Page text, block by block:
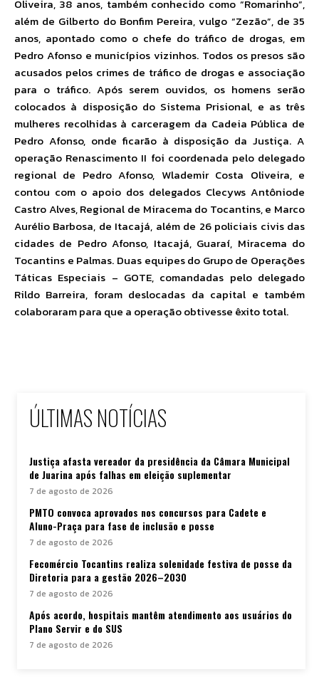
Oliveira, 38 anos, também conhecido como “Romarinho”,
além de Gilberto do Bonfim Pereira, vulgo “Zezão”, de 35
anos, apontado como o chefe do tráfico de drogas, em
Pedro Afonso e municípios vizinhos. Todos os presos são
acusados pelos crimes de tráfico de drogas e associação
para o tráfico. Após serem ouvidos, os homens serão
colocados à disposição do Sistema Prisional, e as três
mulheres recolhidas à carceragem da Cadeia Pública de
Pedro Afonso, onde ficarão à disposição da Justiça. A
operação Renascimento II foi coordenada pelo delegado
regional de Pedro Afonso, Wlademir Costa Oliveira, e
contou com o apoio dos delegados Clecyws Antôniode
Castro Alves, Regional de Miracema do Tocantins, e Marco
Aurélio Barbosa, de Itacajá, além de 26 policiais civis das
cidades de Pedro Afonso, Itacajá, Guaraí, Miracema do
Tocantins e Palmas. Duas equipes do Grupo de Operações
Táticas Especiais – GOTE, comandadas pelo delegado
Rildo Barreira, foram deslocadas da capital e também
colaboraram para que a operação obtivesse êxito total.
ÚLTIMAS NOTÍCIAS
Justiça afasta vereador da presidência da Câmara Municipal
de Juarina após falhas em eleição suplementar
7 de agosto de 2026
PMTO convoca aprovados nos concursos para Cadete e
Aluno-Praça para fase de inclusão e posse
7 de agosto de 2026
Fecomércio Tocantins realiza solenidade festiva de posse da
Diretoria para a gestão 2026–2030
7 de agosto de 2026
Após acordo, hospitais mantêm atendimento aos usuários do
Plano Servir e do SUS
7 de agosto de 2026